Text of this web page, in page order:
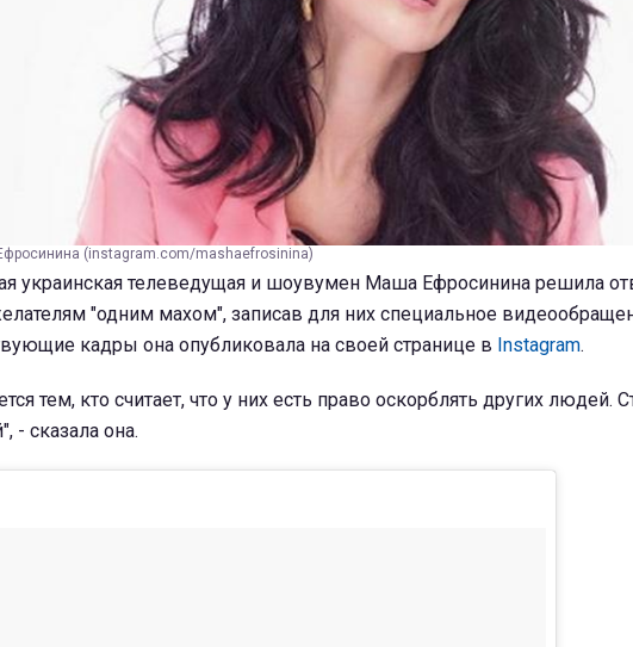
(instagram.com/mashaefrosininа)
украинская телеведущая и шоувумен Маша Ефросинина решила
"одним махом", записав для них специальное
кадры она опубликовала на своей странице в Instagram.
тем, кто считает, что у них есть право оскорблять других людей.
- сказала она.